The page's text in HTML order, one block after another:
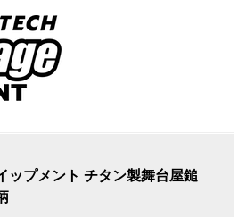
ップメント チタン製舞台屋鎚